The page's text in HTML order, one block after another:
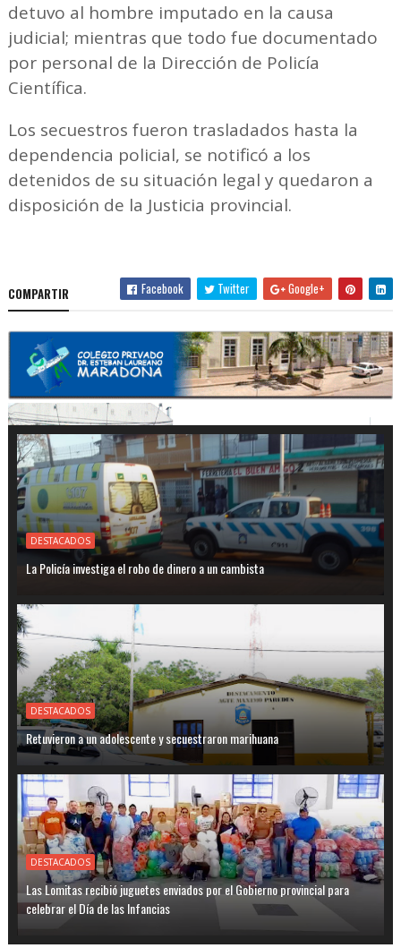
detuvo al hombre imputado en la causa
judicial; mientras que todo fue documentado
por personal de la Dirección de Policía
Científica.
Los secuestros fueron trasladados hasta la
dependencia policial, se notificó a los
detenidos de su situación legal y quedaron a
disposición de la Justicia provincial.
COMPARTIR Facebook Twitter Google+
DESTACADOS
La Policía investiga el robo de dinero a un cambista
DESTACADOS
Retuvieron a un adolescente y secuestraron marihuana
DESTACADOS
Las Lomitas recibió juguetes enviados por el Gobierno provincial para
celebrar el Día de las Infancias